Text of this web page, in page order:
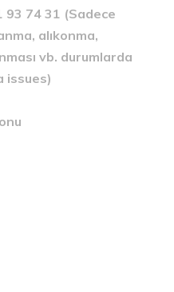
93 74 31 (Sadece
alıkonma,
vb. durumlarda
issues)